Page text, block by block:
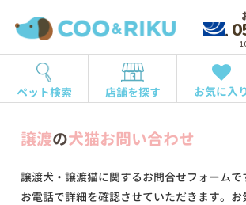
ペット検索 店舗を探す お気に入
譲渡の犬猫お問い合わせ
譲渡犬・譲渡猫に関するお問合せフォームで
お電話で詳細を確認させていただきます。